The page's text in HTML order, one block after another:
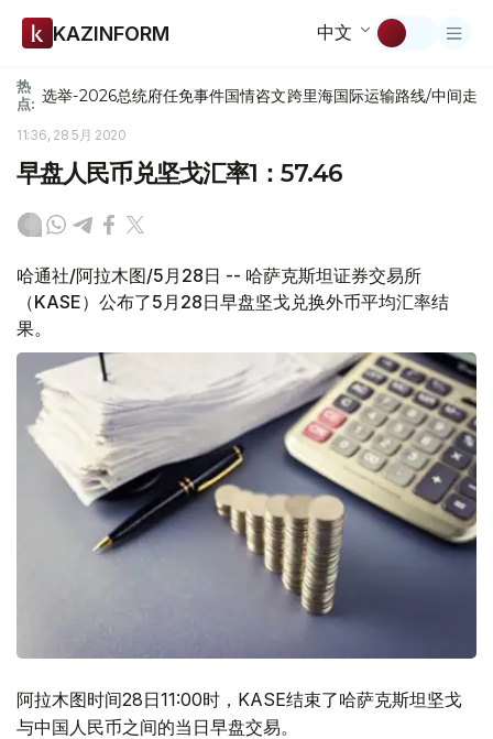
KAZINFORM 中文
热
点: 选举-2026总统府任免事件国情咨文跨里海国际运输路线/中间走廊
11:36, 28 5月 2020
早盘人民币兑坚戈汇率1：57.46
哈通社/阿拉木图/5月28日 -- 哈萨克斯坦证券交易所
（KASE）公布了5月28日早盘坚戈兑换外币平均汇率结
果。
阿拉木图时间28日11:00时，KASE结束了哈萨克斯坦坚戈
与中国人民币之间的当日早盘交易。